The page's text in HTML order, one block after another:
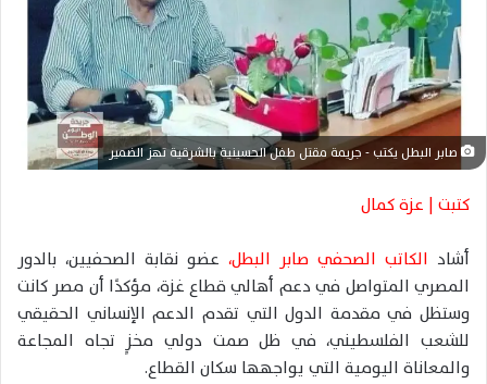
ا
إ
ل
ك
ت
ر
ا
صابر البطل يكتب - جريمة مقتل طفل الحسينية بالشرقية تهز الضمير
كتبت | عزة كمال
أشاد الكاتب الصحفي صابر البطل، عضو نقابة الصحفيين، بالدور
المصري المتواصل في دعم أهالي قطاع غزة، مؤكدًا أن مصر كانت
وستظل في مقدمة الدول التي تقدم الدعم الإنساني الحقيقي
للشعب الفلسطيني، في ظل صمت دولي مخزٍ تجاه المجاعة
والمعاناة اليومية التي يواجهها سكان القطاع.